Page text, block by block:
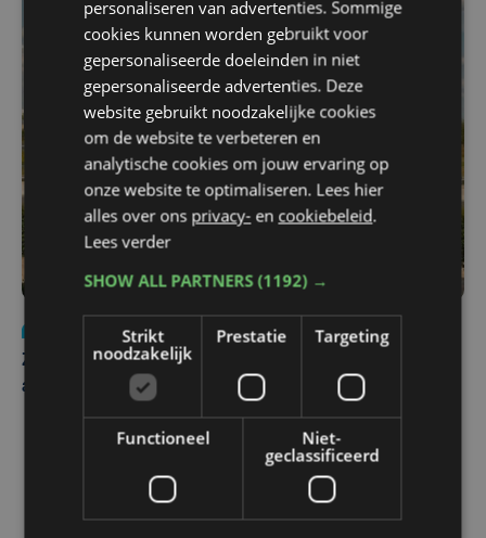
Update
za 1 augustus | 17:21
Zwaar ongeval op E403 in Izegem: drie rijstroken
afgesloten
personaliseren van advertenties. Sommige
cookies kunnen worden gebruikt voor
gepersonaliseerde doeleinden in niet
gepersonaliseerde advertenties. Deze
website gebruikt noodzakelijke cookies
om de website te verbeteren en
analytische cookies om jouw ervaring op
onze website te optimaliseren. Lees hier
alles over ons privacy- en cookiebeleid.
Lees verder
SHOW ALL PARTNERS(1192) →
Strikt
noodzakelijk
Prestatie Targeting
Functioneel
Niet-
geclassificeerd